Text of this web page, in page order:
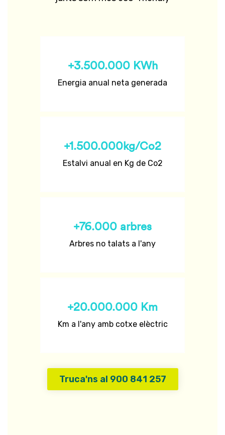
+3.500.000 KWh
Energia anual neta generada
+1.500.000kg/Co2
Estalvi anual en Kg de Co2
+76.000 arbres
Arbres no talats a l'any
+20.000.000 Km
Km a l'any amb cotxe elèctric
Truca'ns al 900 841 257